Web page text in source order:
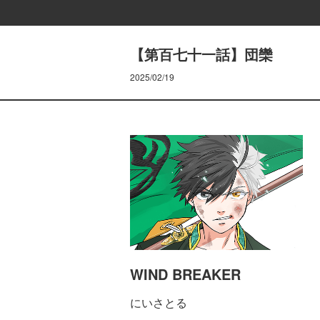
【第百七十一話】団欒
2025/02/19
WIND BREAKER
にいさとる